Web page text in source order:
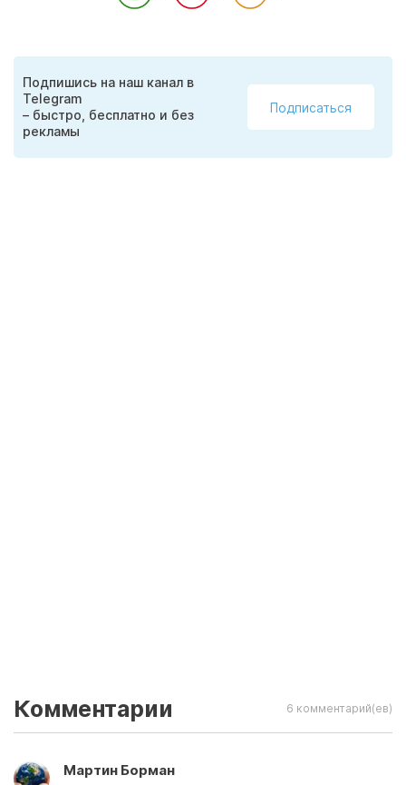
Подпишись на наш канал в
Telegram
– быстро, бесплатно и без
рекламы
Подписаться
Комментарии 6 комментарий(ев)
Мартин Борман